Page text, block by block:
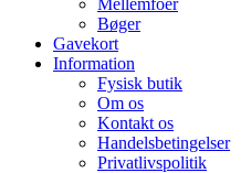
Bøger
Gavekort
Information
Fysisk butik
Om os
Kontakt os
Handelsbetingelser
Privatlivspolitik